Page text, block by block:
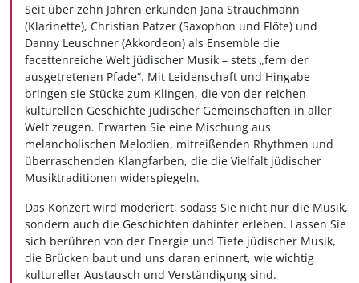
Seit über zehn Jahren erkunden Jana Strauchmann
(Klarinette), Christian Patzer (Saxophon und Flöte) und
Danny Leuschner (Akkordeon) als Ensemble die
facettenreiche Welt jüdischer Musik – stets „fern der
ausgetretenen Pfade“. Mit Leidenschaft und Hingabe
bringen sie Stücke zum Klingen, die von der reichen
kulturellen Geschichte jüdischer Gemeinschaften in aller
Welt zeugen. Erwarten Sie eine Mischung aus
melancholischen Melodien, mitreißenden Rhythmen und
überraschenden Klangfarben, die die Vielfalt jüdischer
Musiktraditionen widerspiegeln.
Das Konzert wird moderiert, sodass Sie nicht nur die Musik,
sondern auch die Geschichten dahinter erleben. Lassen Sie
sich berühren von der Energie und Tiefe jüdischer Musik,
die Brücken baut und uns daran erinnert, wie wichtig
kultureller Austausch und Verständigung sind.